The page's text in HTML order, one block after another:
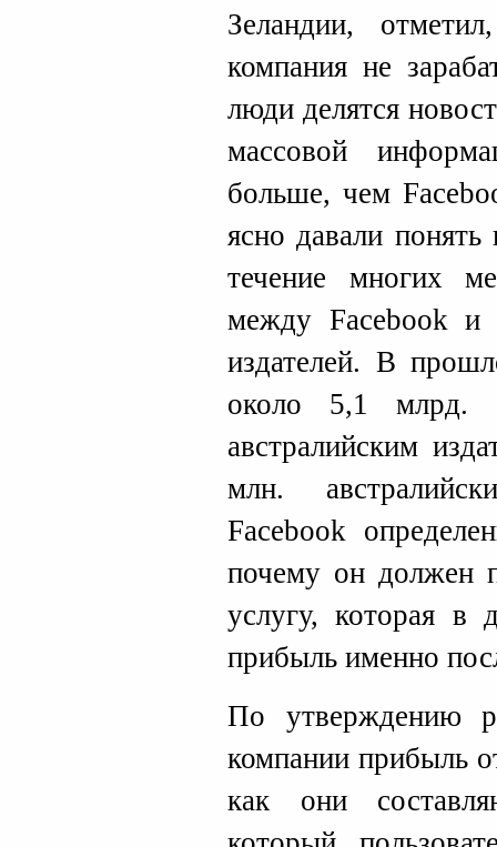
Зеландии,
компания не
люди делятся
массовой
больше, чем
ясно давали понять
течение многих
между Facebook и
издателей. В
около 5,1 млрд.
австралийским
млн.
Facebook
почему он должен
услугу, которая в
прибыль именно
По утверждению
компании прибыль
как они